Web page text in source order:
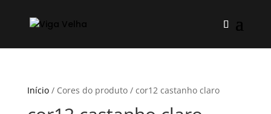
Início/ Cores do produto / cor12 castanho claro